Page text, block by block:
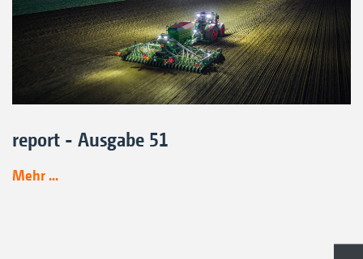
report - Ausgabe 51
Mehr ...